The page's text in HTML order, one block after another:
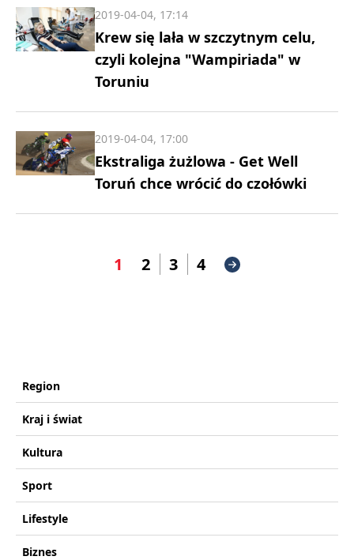
Krew się lała w szczytnym celu,
czyli kolejna "Wampiriada" w
Toruniu
2019-04-04, 17:14
Ekstraliga żużlowa - Get Well
Toruń chce wrócić do czołówki
2019-04-04, 17:00
1 2 3 4
Region
Kraj i świat
Kultura
Sport
Lifestyle
Biznes